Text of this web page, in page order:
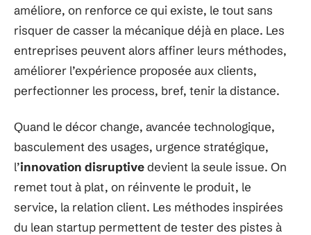
améliore, on renforce ce qui existe, le tout sans
risquer de casser la mécanique déjà en place. Les
entreprises peuvent alors affiner leurs méthodes,
améliorer l’expérience proposée aux clients,
perfectionner les process, bref, tenir la distance.
Quand le décor change, avancée technologique,
basculement des usages, urgence stratégique,
l’innovation disruptivedevient la seule issue. On
remet tout à plat, on réinvente le produit, le
service, la relation client. Les méthodes inspirées
du lean startup permettent de tester des pistes à